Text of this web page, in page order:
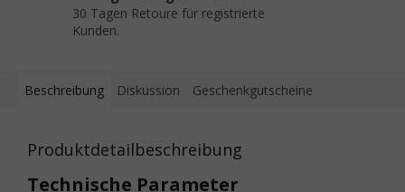
30 Tagen Retoure für registrierte
Kunden.
Beschreibung Diskussion Geschenkgutscheine
Produktdetailbeschreibung
Technische Parameter